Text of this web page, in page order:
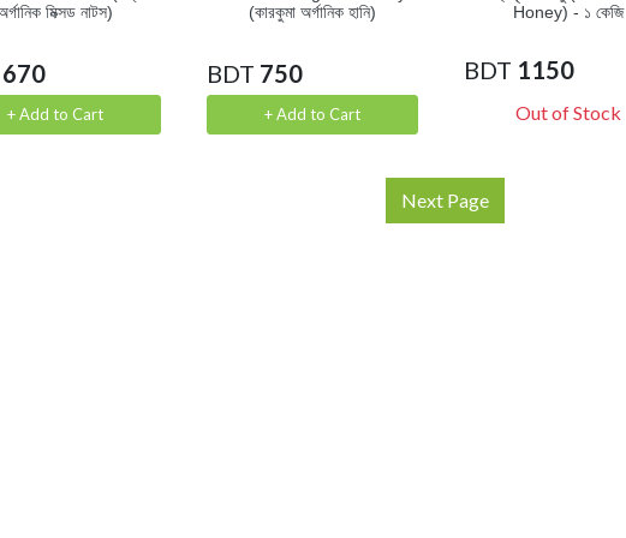
মিক্সড নাটস)
670
+ Add to Cart
(কারকুমা অর্গানিক হানি)
BDT 750
+ Add to Cart
Honey) - ১ কেজি
BDT 1150
Out of Stock
Next Page